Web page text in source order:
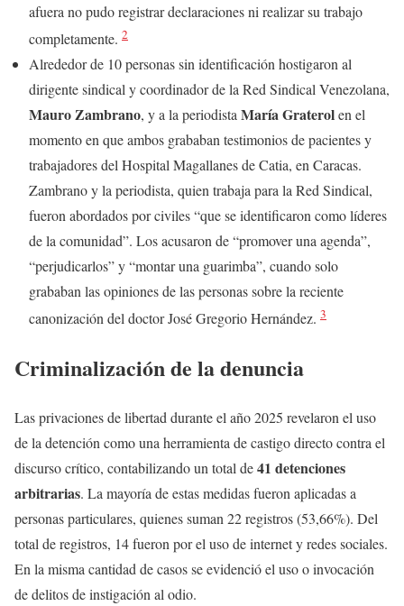
afuera no pudo registrar declaraciones ni realizar su trabajo
completamente. 2
Alrededor de 10 personas sin identificación hostigaron al
dirigente sindical y coordinador de la Red Sindical Venezolana,
Mauro Zambrano, y a la periodista María Graterolen el
momento en que ambos grababan testimonios de pacientes y
trabajadores del Hospital Magallanes de Catia, en Caracas.
Zambrano y la periodista, quien trabaja para la Red Sindical,
fueron abordados por civiles “que se identificaron como líderes
de la comunidad”. Los acusaron de “promover una agenda”,
“perjudicarlos” y “montar una guarimba”, cuando solo
grababan las opiniones de las personas sobre la reciente
canonización del doctor José Gregorio Hernández. 3
Criminalización de la denuncia
Las privaciones de libertad durante el año 2025 revelaron el uso
de la detención como una herramienta de castigo directo contra el
discurso crítico, contabilizando un total de41 detenciones
arbitrarias. La mayoría de estas medidas fueron aplicadas a
personas particulares, quienes suman 22 registros (53,66%). Del
total de registros, 14 fueron por el uso de internet y redes sociales.
En la misma cantidad de casos se evidenció el uso o invocación
de delitos de instigación al odio.